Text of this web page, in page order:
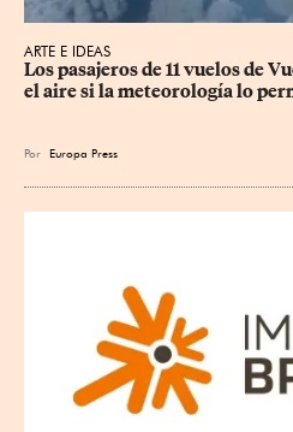
ARTE E IDEAS
Los pasajeros de 11 vuelos de
el aire si la meteorología lo
Por Europa Press